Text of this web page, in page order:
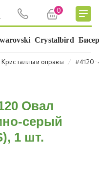
0
Crystalbird
Кристаллы и оправы ⁄ #4120-
Овал
серый
1 шт.